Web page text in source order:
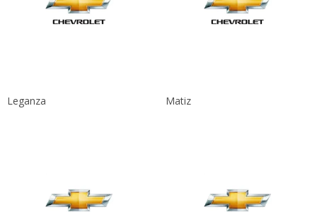
Leganza Matiz